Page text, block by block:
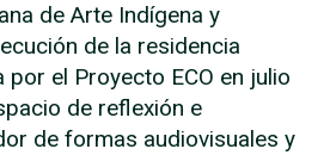
de Arte Indígena y
de la residencia
el Proyecto ECO en julio
de reflexión e
de formas audiovisuales y